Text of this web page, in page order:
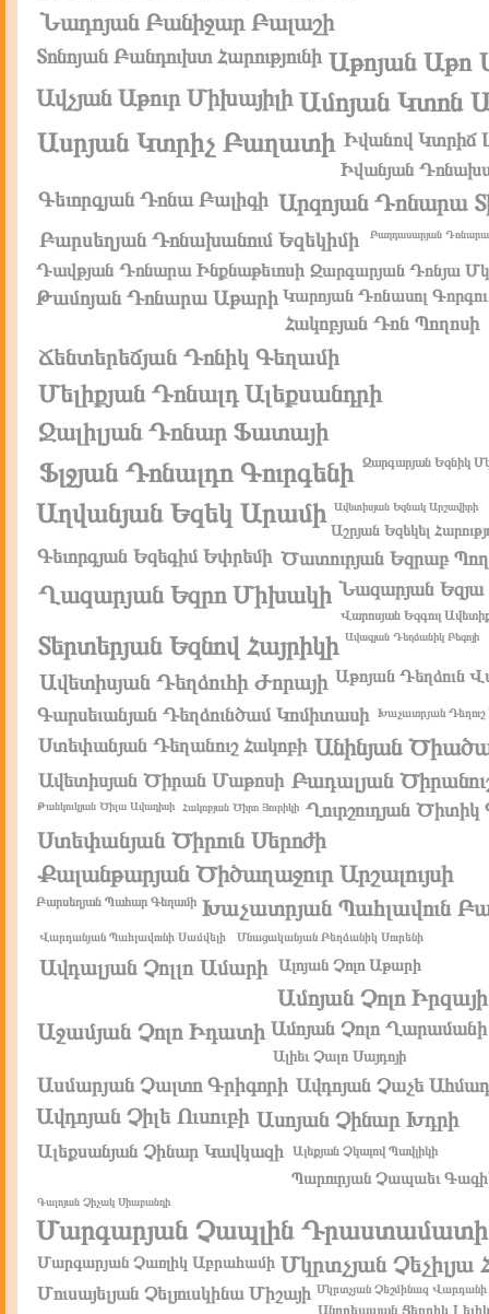
Նադոյան Բանիջար Բալաշի
Տոնոյան Բանդուխտ Հարությունի Աթոյան Աթո
Ավչյան Աթուր Միխայիլի Ամոյան Կտոն
Ասրյան Կտրիչ Բաղատի Իվանով Կտրիճ
Իվանյան
Գեւորգյան Դոնա Բալիգի Արզոյան Դոնարա
Բարսեղյան Դոնախանում Եզեկիմի Բաղդասարյան Դոնարա
Դավթյան Դոնարա Ինքնաթեւոսի Զարգարյան Դոնյա
Թամոյան Դոնարա Աթարի Կարոյան Դոնասոլ Գորգու
Հակոբյան Դոն Պողոսի
Ճենտերեճյան Դոնիկ Գեղամի
Մելիքյան Դոնալդ Ալեքսանդրի
Ջալիլյան Դոնար Ֆատայի
Ֆլջյան Դոնալդո Գուրգենի Զարգարյան Եզնիկ
Աղվանյան Եզեկ Արամի Ավետիսյան Եզնակ Արշավիրի
Աշրյան Եզեկել
Գեւորգյան Եզեգիմ Եփրեմի Ծատուրյան Եզրաբ
Ղազարյան Եզրո Միխակի Նազարյան Եզյա
Վարոսյան Եզգուլ
Տերտերյան Եզնով Հայրիկի Ավագյան Դեղձանիկ Բեգոյի
Ավետիսյան Դեղձուհի Ժորայի Աթոյան Դեղձուն
Գարսեւանյան Դեղձունծամ Կոմիտասի Խաչատրյան Դեղուշ
Ստեփանյան Դեղանուշ Հակոբի Անինյան
Ավետիսյան Ծիրան Մաթոսի Բադալյան
Թանկուկյան Ծիլա Ավադիսի Հակոբյան Ծիրո Յուրիկի Ղուրշուդյան Ծիտիկ
Ստեփանյան Ծիրուն Սերոժի
Քալանթարյան Ծիծաղաջուր Արշալույսի
Բարսեղյան Պահար Գեղամի Խաչատրյան Պահլավուն
Վարդանյան Պահլավունի Սամվելի Մնացականյան Բեղձանիկ Սուրենի
Ավդալյան Չոլլո Ամարի Ալոյան Չոլո Աթարի
Ամոյան Չոլո Իրզայի
Աջամյան Չոլո Իդատի Ամոյան Չոլո Ղարամանի
Ալիեւ Չալո Սայդոյի
Ասմարյան Չալտո Գրիգորի Ավդոյան Չաչե
Ավդոյան Չիլե Ուսուբի Ասոյան Չինար Խդրի
Ալեքսանյան Չինար Կավկազի Ալեքյան Չկալով Պավլիկի
Պարուրյան Չապաեւ
Գալոյան Չիչակ Սիաբանդի
Մարգարյան Չապլին Դրաստամատի
Մարգարյան Չառլիկ Աբրահամի Մկրտչյան Չեչիլյա
Մուսայելյան Չելյուսկինա Միշայի Մկրտչյան Չեշմինազ Վարդանի
Անդրեասյան Ցեդրիկ